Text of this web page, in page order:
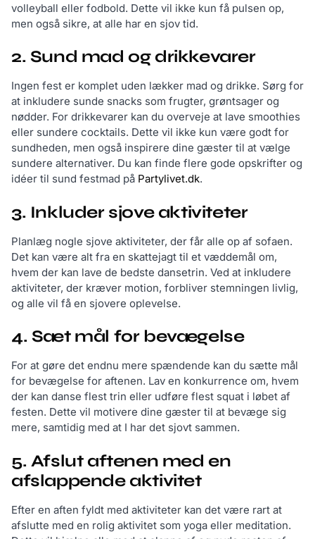
volleyball eller fodbold. Dette vil ikke kun få pulsen op,
men også sikre, at alle har en sjov tid.
2. Sund mad og drikkevarer
Ingen fest er komplet uden lækker mad og drikke. Sørg for
at inkludere sunde snacks som frugter, grøntsager og
nødder. For drikkevarer kan du overveje at lave smoothies
eller sundere cocktails. Dette vil ikke kun være godt for
sundheden, men også inspirere dine gæster til at vælge
sundere alternativer. Du kan finde flere gode opskrifter og
idéer til sund festmad på Partylivet.dk.
3. Inkluder sjove aktiviteter
Planlæg nogle sjove aktiviteter, der får alle op af sofaen.
Det kan være alt fra en skattejagt til et væddemål om,
hvem der kan lave de bedste dansetrin. Ved at inkludere
aktiviteter, der kræver motion, forbliver stemningen livlig,
og alle vil få en sjovere oplevelse.
4. Sæt mål for bevægelse
For at gøre det endnu mere spændende kan du sætte mål
for bevægelse for aftenen. Lav en konkurrence om, hvem
der kan danse flest trin eller udføre flest squat i løbet af
festen. Dette vil motivere dine gæster til at bevæge sig
mere, samtidig med at I har det sjovt sammen.
5. Afslut aftenen med en
afslappende aktivitet
Efter en aften fyldt med aktiviteter kan det være rart at
afslutte med en rolig aktivitet som yoga eller meditation.